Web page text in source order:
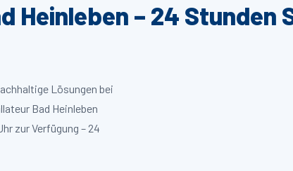
Heinleben – 24 Stunden
Lösungen bei
Bad Heinleben
zur Verfügung – 24